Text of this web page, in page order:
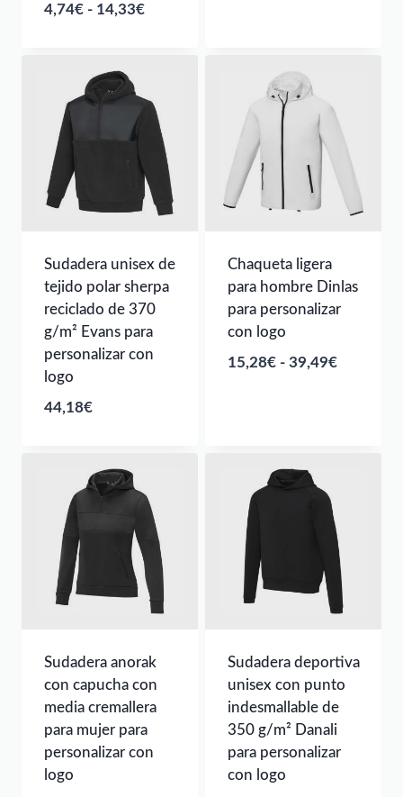
4,74€ - 14,33€Rango
4,74€
hasta
14,33€
Sudadera unisex de
tejido polar sherpa
reciclado de 370
g/m² Evans para
personalizar con
logo
44,18€
Chaqueta ligera
para hombre Dinlas
para personalizar
con logo
15,28€ - 39,49€Rango
Sudadera anorak
con capucha con
media cremallera
para mujer para
personalizar con
logo
Sudadera deportiva
unisex con punto
indesmallable de
350 g/m² Danali
para personalizar
con logo